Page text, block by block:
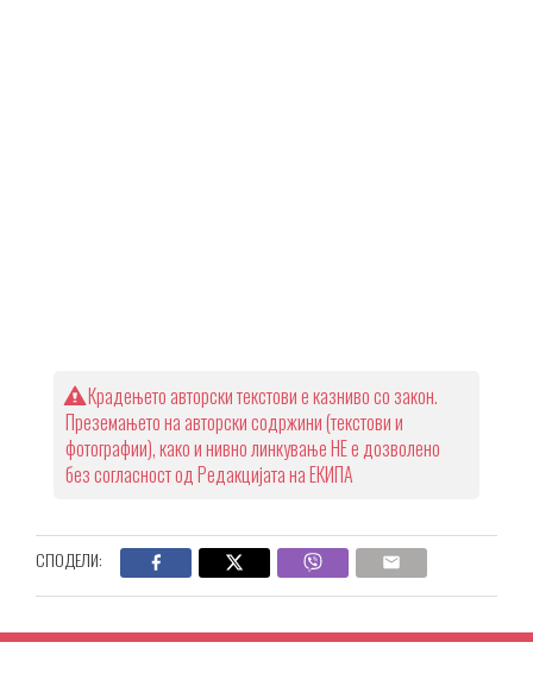
Крадењето авторски текстови е казниво со закон.
Преземањето на авторски содржини (текстови и
фотографии), како и нивно линкување НЕ е дозволено
без согласност од Редакцијата на ЕКИПА
СПОДЕЛИ: